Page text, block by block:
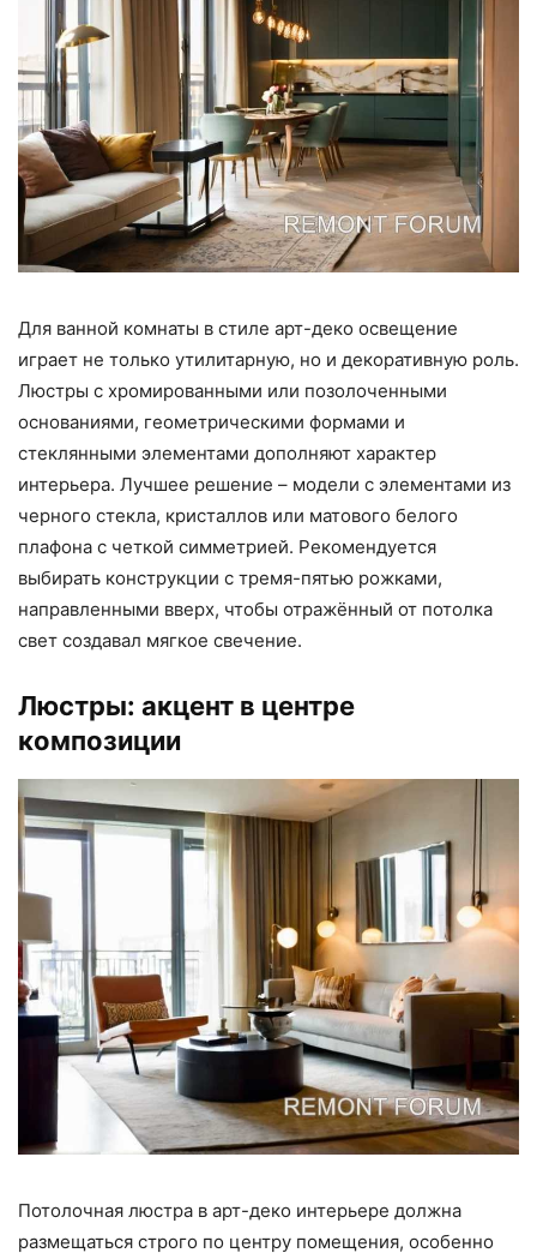
Для ванной комнаты в стиле арт-деко освещение
играет не только утилитарную, но и декоративную роль.
Люстры с хромированными или позолоченными
основаниями, геометрическими формами и
стеклянными элементами дополняют характер
интерьера. Лучшее решение – модели с элементами из
черного стекла, кристаллов или матового белого
плафона с четкой симметрией. Рекомендуется
выбирать конструкции с тремя-пятью рожками,
направленными вверх, чтобы отражённый от потолка
свет создавал мягкое свечение.
Люстры: акцент в центре
композиции
Потолочная люстра в арт-деко интерьере должна
размещаться строго по центру помещения, особенно